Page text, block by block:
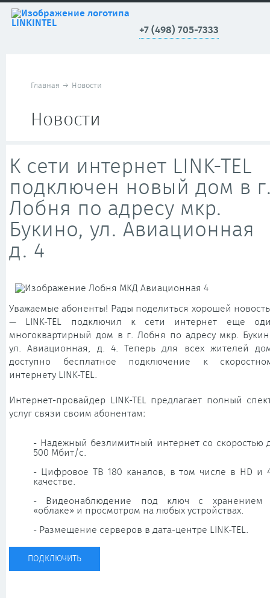
+7 (498) 705-7333
Главная → Новости
Новости
К сети интернет LINK-TEL
подключен новый дом в
Лобня по адресу мкр.
Букино, ул. Авиационная
д. 4
Уважаемые абоненты! Рады поделиться хорошей
— LINK-TEL подключил к сети интернет еще
многоквартирный дом в г. Лобня по адресу мкр.
ул. Авиационная, д. 4. Теперь для всех жителей
доступно бесплатное подключение к
интернету LINK-TEL.
Интернет-провайдер LINK-TEL предлагает полный
услуг связи своим абонентам:
- Надежный безлимитный интернет со скоростью
500 Мбит/с.
- Цифровое ТВ 180 каналов, в том числе в HD и
качестве.
- Видеонаблюдение под ключ с хранением
«облаке» и просмотром на любых устройствах.
- Размещение серверов в дата-центре LINK-TEL.
ПОДКЛЮЧИТЬ